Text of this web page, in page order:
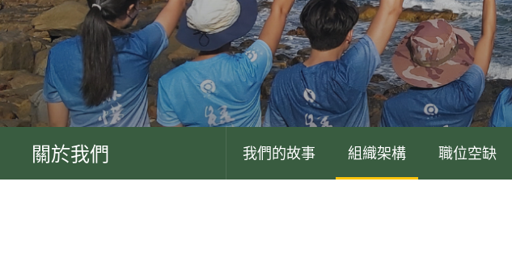
關於我們 我們的故事 組織架構 職位空缺